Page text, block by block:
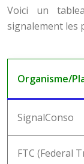
Voici un
signalement les
Organisme/
SignalConso
FTC (Federal